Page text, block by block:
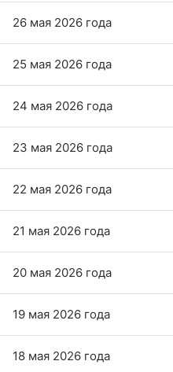
26 мая 2026 года
25 мая 2026 года
24 мая 2026 года
23 мая 2026 года
22 мая 2026 года
21 мая 2026 года
20 мая 2026 года
19 мая 2026 года
18 мая 2026 года